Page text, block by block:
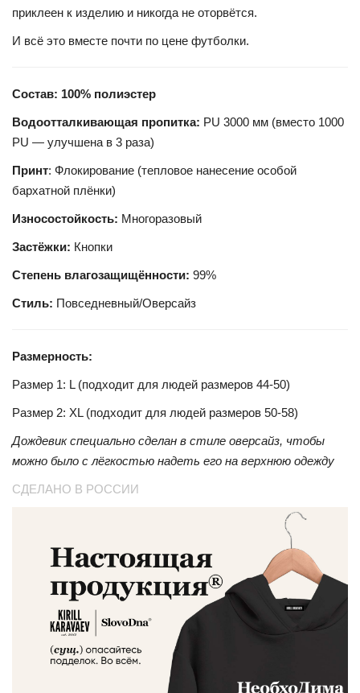
приклеен к изделию и никогда не оторвётся.
И всё это вместе почти по цене футболки.
Состав: 100% полиэстер
Водоотталкивающая пропитка: PU 3000 мм (вместо 1000
PU — улучшена в 3 раза)
Принт: Флокирование (тепловое нанесение особой
бархатной плёнки)
Износостойкость: Многоразовый
Застёжки: Кнопки
Степень влагозащищённости: 99%
Стиль: Повседневный/Оверсайз
Размерность:
Размер 1: L (подходит для людей размеров 44-50)
Размер 2: XL (подходит для людей размеров 50-58)
Дождевик специально сделан в стиле оверсайз, чтобы
можно было с лёгкостью надеть его на верхнюю одежду
СДЕЛАНО В РОССИИ